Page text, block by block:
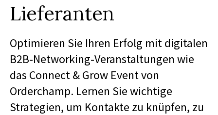
Lieferanten
Optimieren Sie Ihren Erfolg mit digitalen
B2B-Networking-Veranstaltungen wie
das Connect & Grow Event von
Orderchamp. Lernen Sie wichtige
Strategien, um Kontakte zu knüpfen, zu